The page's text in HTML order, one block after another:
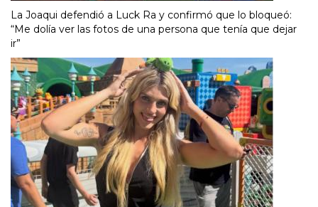
La Joaqui defendió a Luck Ra y confirmó que lo bloqueó:
“Me dolía ver las fotos de una persona que tenía que dejar
ir”